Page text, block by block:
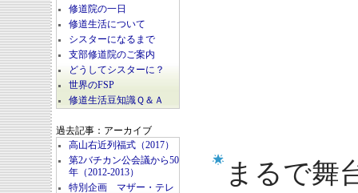
修道院の一日
修道生活について
シスターになるまで
支部修道院のご案内
どうしてシスターに？
世界のFSP
修道生活豆知識Ｑ＆Ａ
過去記事：アーカイブ
高山右近列福式（2017）
第2バチカン公会議から50
年（2012-2013）
特別企画 マザー・テレ
まるで舞